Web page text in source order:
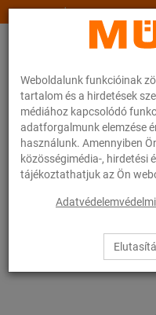
Weboldalunk funkcióinak
tartalom és a hirdetések
médiához kapcsolódó
adatforgalmunk elemzése
használunk. Amennyiben
közösségimédia-, hirdetési
tájékoztathatjuk az Ön
www.muepro.hu
Webáruhàz Rögzítéstechnika